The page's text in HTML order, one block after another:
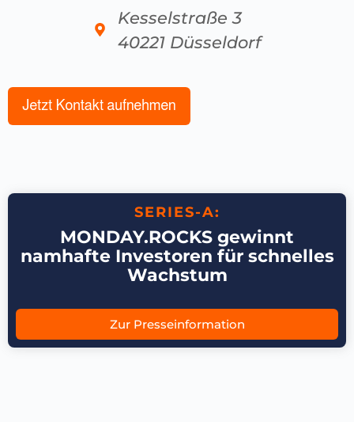
Kesselstraße 3
40221 Düsseldorf
SERIES-A:
MONDAY.ROCKS gewinnt
namhafte Investoren für schnelles
Wachstum
Zur Presseinformation